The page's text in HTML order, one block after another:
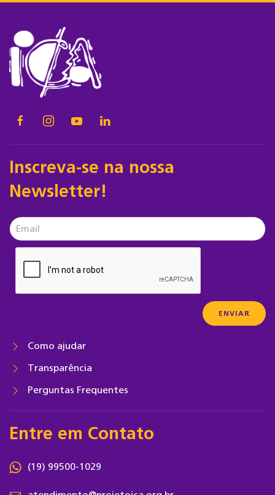
Inscreva-se na nossa
Newsletter!
Como ajudar
Transparência
Perguntas Frequentes
Entre em Contato
(19) 99500-1029